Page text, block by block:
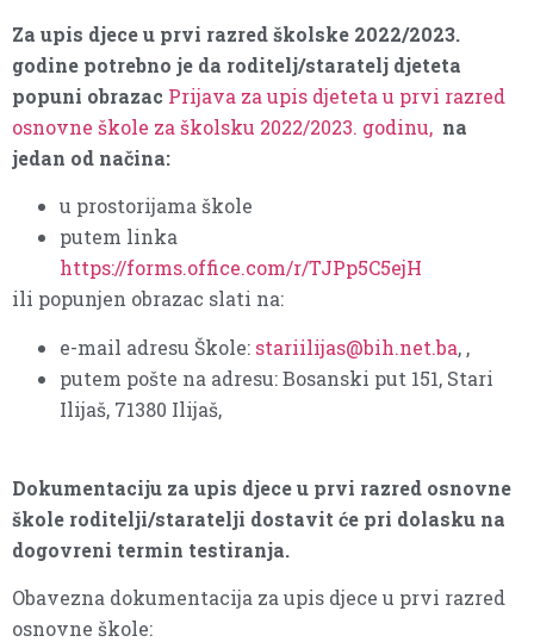
Za upis djece u prvi razred školske 2022/2023.
godine potrebno je da roditelj/staratelj djeteta
popuni obrazac Prijava za upis djeteta u prvi razred
osnovne škole za školsku 2022/2023. godinu, na
jedan od načina:
u prostorijama škole
putem linka
https://forms.office.com/r/TJPp5C5ejH
ili popunjen obrazac slati na:
e-mail adresu Škole: stariilijas@bih.net.ba, ,
putem pošte na adresu: Bosanski put 151, Stari
Ilijaš, 71380 Ilijaš,
Dokumentaciju za upis djece u prvi razred osnovne
škole roditelji/staratelji dostavit će pri dolasku na
dogovreni termin testiranja.
Obavezna dokumentacija za upis djece u prvi razred
osnovne škole: